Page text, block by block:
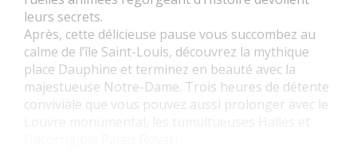
leurs secrets.
Après, cette délicieuse pause vous succombez au
calme de l’île Saint-Louis, découvrez la mythique
place Dauphine et terminez en beauté avec la
majestueuse Notre-Dame. Trois heures de détente
conviviale que vous pouvez aussi prolonger avec le